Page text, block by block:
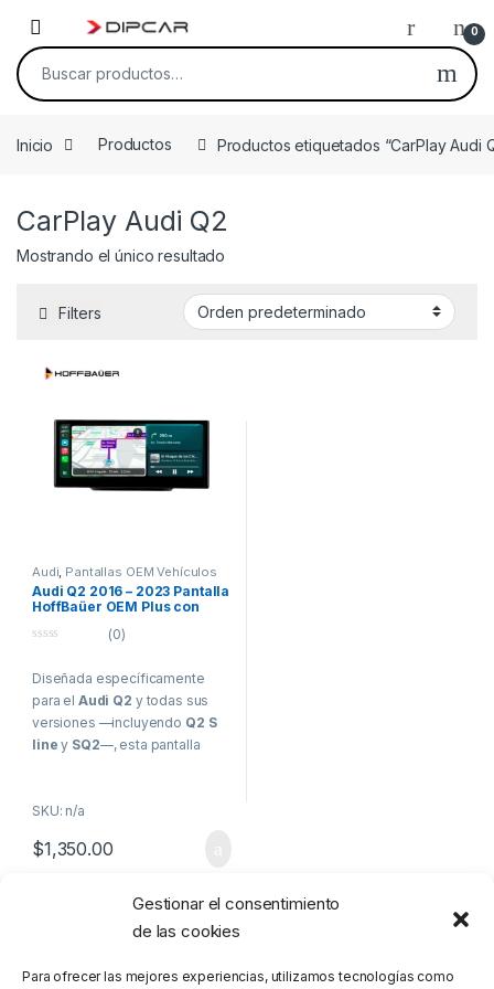
Gestionar el consentimiento
de las cookies
Para ofrecer las mejores experiencias, utilizamos tecnologías como
0
Buscar por:
Inicio Productos Productos etiquetados “CarPlay Audi
CarPlay Audi Q2
Mostrando el único resultado
Filters
Audi Pantallas OEM Vehículos
de Alta Gama
Audi Q2 2016 – 2023 Pantalla
HoffBaüer OEM Plus con
Auto Hoffmann & Baüer
u
o
f
5
(0)
Diseñada específicamente
para el Audi Q2 y todas sus
versiones —incluyendo Q2 S
line y SQ2—, esta pantalla
completamente la experiencia
original del vehículo.
Su estética se integra
manteniendo la calidad de
una interfaz moderna, fluida y
SKU: n/a
$1,350.00
Mostrando el único resultado